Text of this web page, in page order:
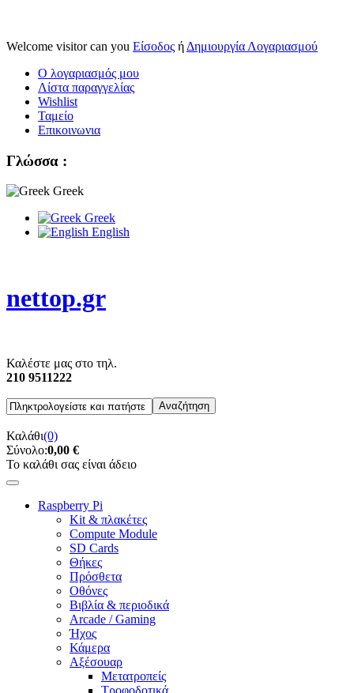
Welcome visitor can you Είσοδος ή Δημιουργία Λογαριασμού
Ο λογαριασμός μου
Λίστα παραγγελίας
Wishlist
Ταμείο
Επικοινωνια
Γλώσσα :
Greek
Greek
English
nettop.gr
Καλέστε μας στο τηλ.
210 9511222
Καλάθι(0)
Σύνολο:0,00 €
Το καλάθι σας είναι άδειο
Raspberry Pi
Kit & πλακέτες
Compute Module
SD Cards
Θήκες
Πρόσθετα
Οθόνες
Βιβλία & περιοδικά
Arcade / Gaming
Ήχος
Κάμερα
Αξέσουαρ
Μετατροπείς